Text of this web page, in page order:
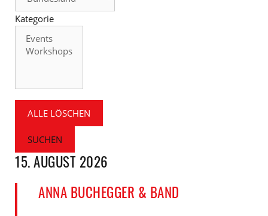
Kategorie
Kategorie
ALLE LÖSCHEN
SUCHEN
15. AUGUST 2026
ANNA BUCHEGGER & BAND